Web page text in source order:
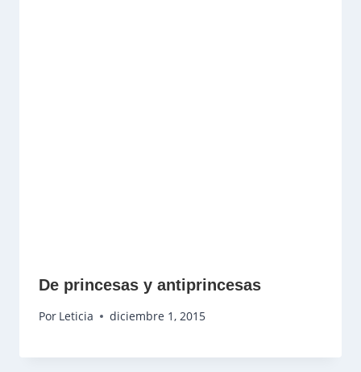
De princesas y antiprincesas
Por Leticia diciembre 1, 2015